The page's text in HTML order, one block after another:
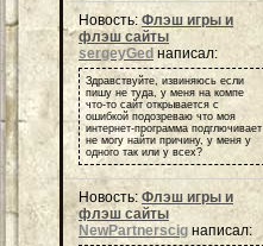
Новость: Флэш игры и
флэш сайты
sergeyGed написал:
Здравствуйте, извиняюсь если
пишу не туда, у меня на компе
что-то сайт открывается с
ошибкой подозреваю что моя
интернет-программа подглючивает
не могу найти причину, у меня у
одного так или у всех?
Новость: Флэш игры и
флэш сайты
NewPartnerscig написал: